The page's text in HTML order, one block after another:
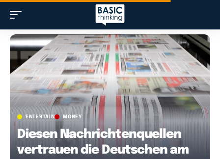
ENTERTAIN MONEY
Diesen Nachrichtenquellen
vertrauen die Deutschen am